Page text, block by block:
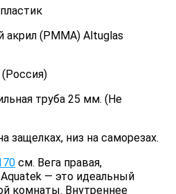
акрил (PMMA) Altuglas
труба 25 мм. (Не
защелках, низ на саморезах.
см. Вега правая,
— это идеальный
комнаты. Внутреннее